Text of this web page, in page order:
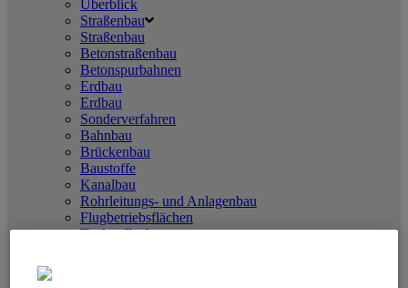
Überblick
Straßenbau
Straßenbau
Betonstraßenbau
Betonspurbahnen
Erdbau
Erdbau
Sonderverfahren
Bahnbau
Brückenbau
Baustoffe
Kanalbau
Rohrleitungs- und Anlagenbau
Flugbetriebsflächen
Tankstellenbau